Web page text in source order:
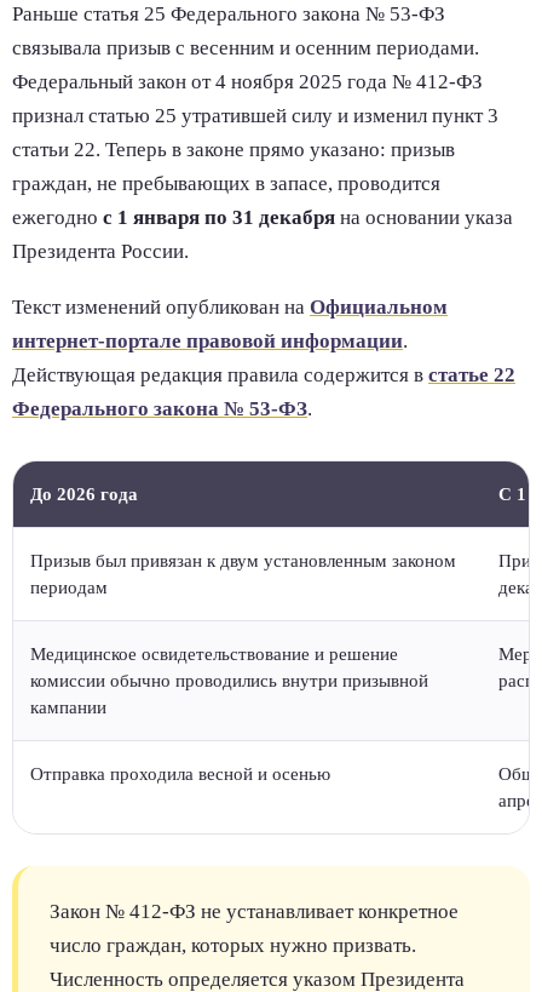
Раньше статья 25 Федерального закона № 53-ФЗ
связывала призыв с весенним и осенним периодами.
Федеральный закон от 4 ноября 2025 года № 412-ФЗ
признал статью 25 утратившей силу и изменил пункт 3
статьи 22. Теперь в законе прямо указано: призыв
граждан, не пребывающих в запасе, проводится
ежегодно с 1 января по 31 декабря на основании указа
Президента России.
Текст изменений опубликован на Официальном
интернет-портале правовой информации.
Действующая редакция правила содержится в статье 22
Федерального закона № 53-ФЗ.
До 2026 года С 1
Призыв был привязан к двум установленным законом
периодам
Медицинское освидетельствование и решение
комиссии обычно проводились внутри призывной
кампании
Отправка проходила весной и осенью
Закон № 412-ФЗ не устанавливает конкретное
число граждан, которых нужно призвать.
Численность определяется указом Президента